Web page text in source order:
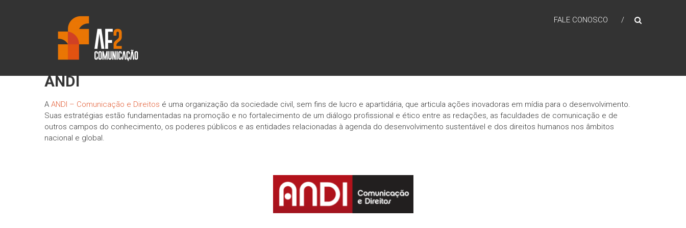
COMUNICAÇÃO
FALE CONOSCO
ANDI
A ANDI – Comunicação e Direitos é uma organização da sociedade civil, sem fins de lucro e apartidária, que articula ações inovadoras em mídia para o desenvolvimento.
Suas estratégias estão fundamentadas na promoção e no fortalecimento de um diálogo profissional e ético entre as redações, as faculdades de comunicação e de
outros campos do conhecimento, os poderes públicos e as entidades relacionadas à agenda do desenvolvimento sustentável e dos direitos humanos nos âmbitos
nacional e global.